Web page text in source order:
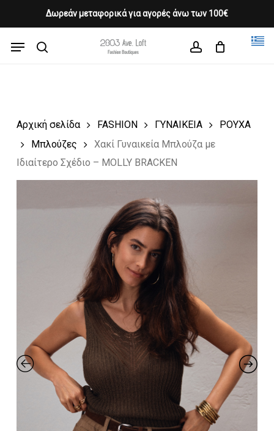
Δωρεάν μεταφορικά για αγορές άνω των 100€
content
Menu
Cart CLOSE
CART
Αρχική σελίδα FASHION ΓΥΝΑΙΚΕΙΑ
ΡΟΥΧΑ
Μπλούζες
Χακί Γυναικεία Μπλούζα με
Ιδιαίτερο Σχέδιο – MOLLY BRACKEN
Close